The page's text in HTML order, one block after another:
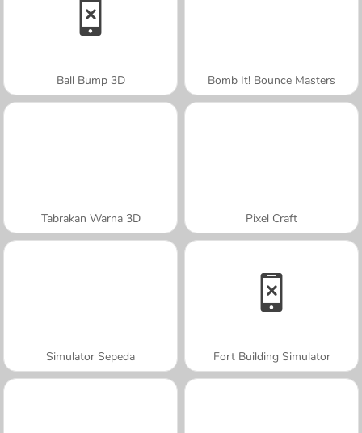
Ball Bump 3D Bomb It! Bounce Masters
Tabrakan Warna 3D Pixel Craft
Simulator Sepeda Fort Building Simulator